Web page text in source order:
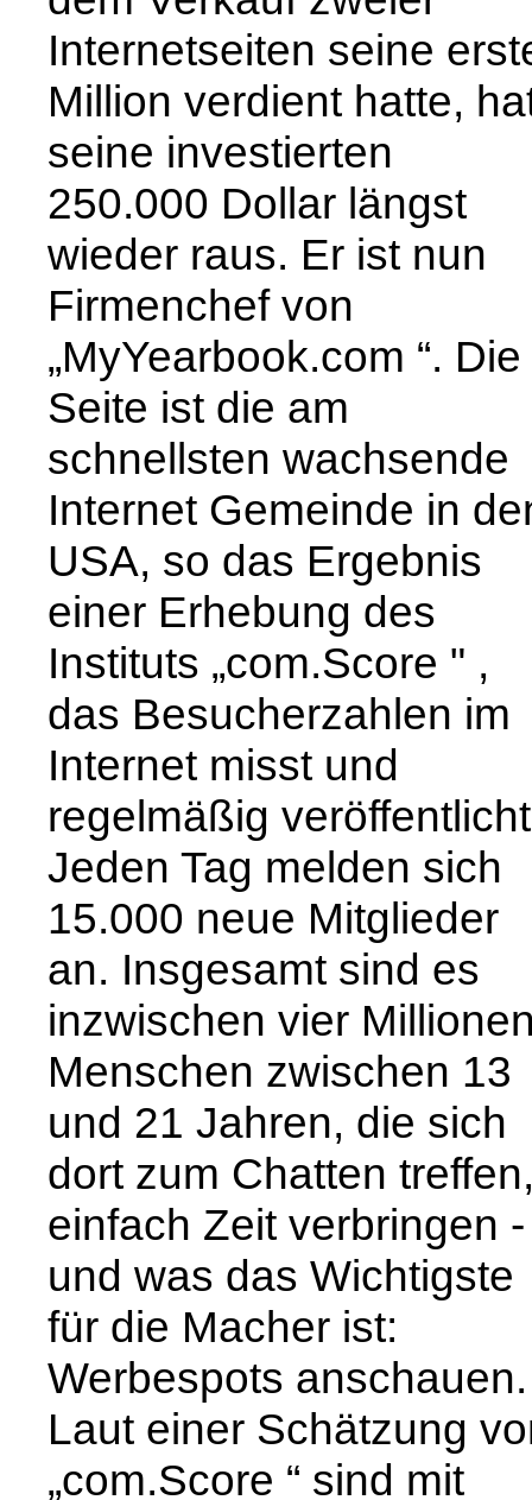
Internetseiten seine
Million verdient hatte,
seine investierten
250.000 Dollar längst
wieder raus. Er ist nun
Firmenchef von
„MyYearbook.com “. Die
Seite ist die am
schnellsten wachsende
Internet Gemeinde in
USA, so das Ergebnis
einer Erhebung des
Instituts „com.Score " ,
das Besucherzahlen im
Internet misst und
regelmäßig
Jeden Tag melden sich
15.000 neue Mitglieder
an. Insgesamt sind es
inzwischen vier
Menschen zwischen 13
und 21 Jahren, die sich
dort zum Chatten
einfach Zeit verbringen -
und was das Wichtigste
für die Macher ist:
Werbespots anschauen.
Laut einer Schätzung
„com.Score “ sind mit